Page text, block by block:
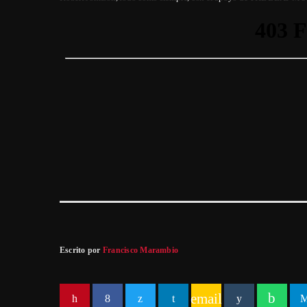
Escrito por Francisco Marambio
email